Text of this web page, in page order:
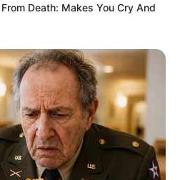
Death: Makes You Cry And